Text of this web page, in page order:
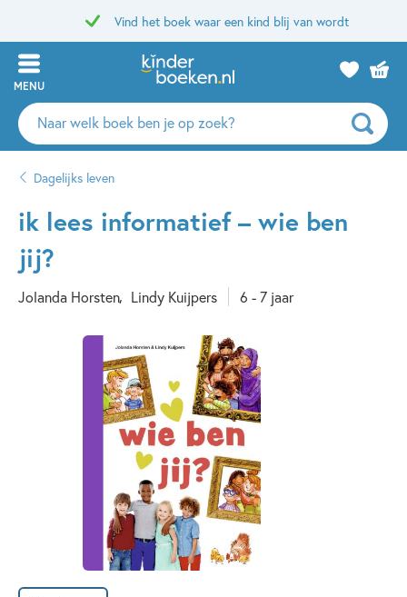
Vind het boek waar een kind blij van wordt
MENU
Zoeken
naar
auteurs
uitgevers
Dagelijks leven
ik lees informatief – wie ben
jij?
Jolanda Horsten Lindy Kuijpers 6 - 7 jaar